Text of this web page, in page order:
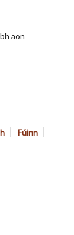
aon
Fúinn